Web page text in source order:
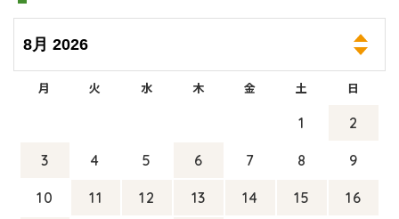
月 火 水 木 金 土 日
1 2
3 4 5 6 7 8 9
10 11 12 13 14 15 16